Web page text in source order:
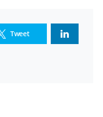
Tweet